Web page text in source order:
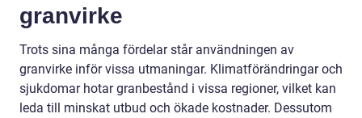
granvirke
Trots sina många fördelar står användningen av
granvirke inför vissa utmaningar. Klimatförändringar och
sjukdomar hotar granbestånd i vissa regioner, vilket kan
leda till minskat utbud och ökade kostnader. Dessutom